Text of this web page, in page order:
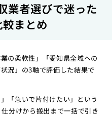
業者選びで迷った
まとめ
の柔軟性」「愛知県全域への
況」の3軸で評価した結果で
「急いで片付けたい」という
分けから搬出まで一括で引き